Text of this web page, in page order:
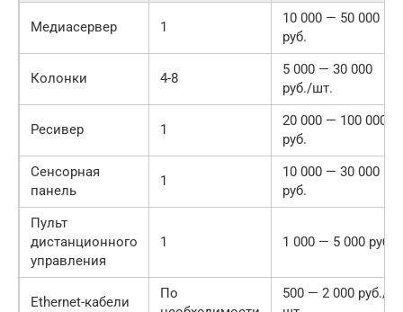
Медиасервер 1
10 000 — 50 000
руб.
Колонки 4-8
5 000 — 30 000
руб./шт.
Ресивер 1
20 000 — 100 000
руб.
Сенсорная
панель
1
10 000 — 30 000
руб.
Пульт
дистанционного
управления
1 1 000 — 5 000 руб.
Ethernet-кабели
По
500 — 2 000 руб./